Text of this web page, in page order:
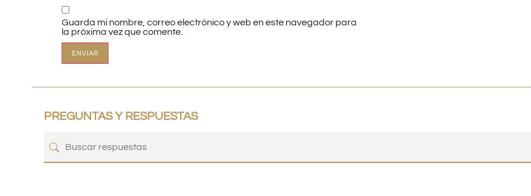
Guarda mi nombre, correo electrónico y web en este navegador para
la próxima vez que comente.
PREGUNTAS Y RESPUESTAS